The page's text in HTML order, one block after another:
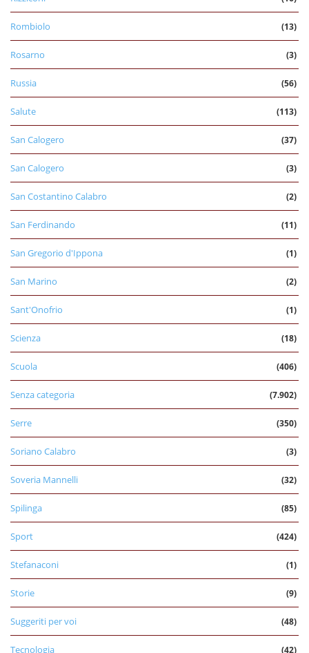
Rombiolo (13)
Rosarno (3)
Russia (56)
Salute (113)
San Calogero (37)
San Calogero (3)
San Costantino Calabro (2)
San Ferdinando (11)
San Gregorio d'Ippona (1)
San Marino (2)
Sant'Onofrio (1)
Scienza (18)
Scuola (406)
Senza categoria (7.902)
Serre (350)
Soriano Calabro (3)
Soveria Mannelli (32)
Spilinga (85)
Sport (424)
Stefanaconi (1)
Storie (9)
Suggeriti per voi (48)
Tecnologia (42)